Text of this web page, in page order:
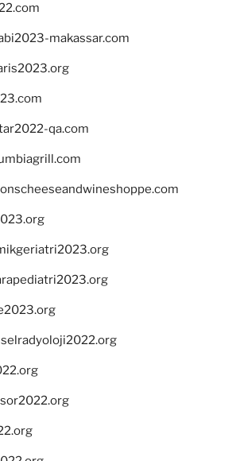
makassar.com
qa.com